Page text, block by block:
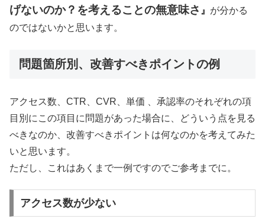
げないのか？を考えることの無意味さ 』 が分かる
のではないかと思います。
問題箇所別、改善すべきポイントの例
アクセス数、CTR、CVR、単価 、承認率のそれぞれの項
目別にこの項目に問題があった場合に、どういう点を見る
べきなのか、改善すべきポイントは何なのかを考えてみた
いと思います。
ただし、これはあくまで一例ですのでご参考までに。
アクセス数が少ない